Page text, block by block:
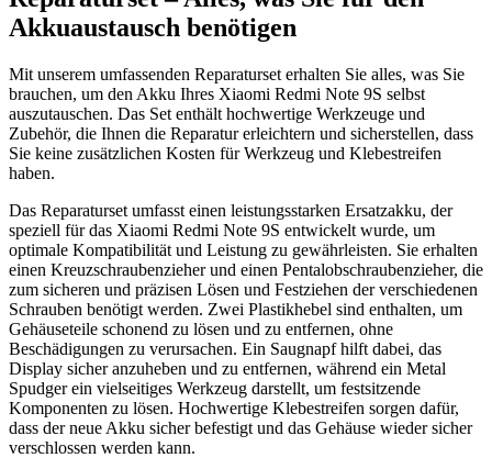
Akkuaustausch benötigen
Mit unserem umfassenden Reparaturset erhalten Sie alles, was Sie
brauchen, um den Akku Ihres Xiaomi Redmi Note 9S selbst
auszutauschen. Das Set enthält hochwertige Werkzeuge und
Zubehör, die Ihnen die Reparatur erleichtern und sicherstellen, dass
Sie keine zusätzlichen Kosten für Werkzeug und Klebestreifen
haben.
Das Reparaturset umfasst einen leistungsstarken Ersatzakku, der
speziell für das Xiaomi Redmi Note 9S entwickelt wurde, um
optimale Kompatibilität und Leistung zu gewährleisten. Sie erhalten
einen Kreuzschraubenzieher und einen Pentalobschraubenzieher, die
zum sicheren und präzisen Lösen und Festziehen der verschiedenen
Schrauben benötigt werden. Zwei Plastikhebel sind enthalten, um
Gehäuseteile schonend zu lösen und zu entfernen, ohne
Beschädigungen zu verursachen. Ein Saugnapf hilft dabei, das
Display sicher anzuheben und zu entfernen, während ein Metal
Spudger ein vielseitiges Werkzeug darstellt, um festsitzende
Komponenten zu lösen. Hochwertige Klebestreifen sorgen dafür,
dass der neue Akku sicher befestigt und das Gehäuse wieder sicher
verschlossen werden kann.